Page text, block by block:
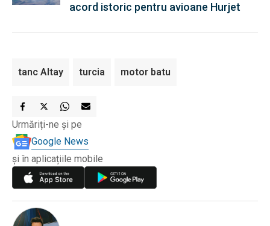
acord istoric pentru avioane Hurjet
tanc Altay turcia motor batu
Urmăriți-ne și pe
Google News
și în aplicațiile mobile